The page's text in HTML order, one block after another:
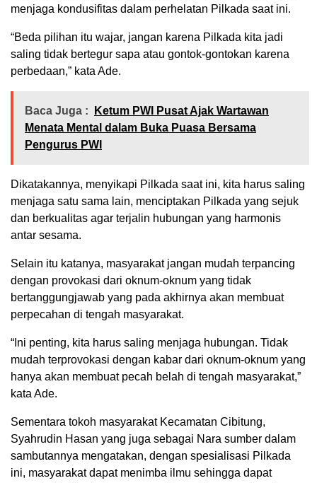
menjaga kondusifitas dalam perhelatan Pilkada saat ini.
“Beda pilihan itu wajar, jangan karena Pilkada kita jadi
saling tidak bertegur sapa atau gontok-gontokan karena
perbedaan,” kata Ade.
Baca Juga :
Ketum PWI Pusat Ajak Wartawan
Menata Mental dalam Buka Puasa Bersama
Pengurus PWI
Dikatakannya, menyikapi Pilkada saat ini, kita harus saling
menjaga satu sama lain, menciptakan Pilkada yang sejuk
dan berkualitas agar terjalin hubungan yang harmonis
antar sesama.
Selain itu katanya, masyarakat jangan mudah terpancing
dengan provokasi dari oknum-oknum yang tidak
bertanggungjawab yang pada akhirnya akan membuat
perpecahan di tengah masyarakat.
“Ini penting, kita harus saling menjaga hubungan. Tidak
mudah terprovokasi dengan kabar dari oknum-oknum yang
hanya akan membuat pecah belah di tengah masyarakat,”
kata Ade.
Sementara tokoh masyarakat Kecamatan Cibitung,
Syahrudin Hasan yang juga sebagai Nara sumber dalam
sambutannya mengatakan, dengan spesialisasi Pilkada
ini, masyarakat dapat menimba ilmu sehingga dapat